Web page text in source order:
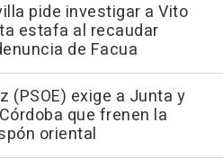
pide investigar a Vito
estafa al recaudar
de Facua
(PSOE) exige a Junta y
que frenen la
oriental